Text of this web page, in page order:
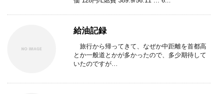
給油記録
旅行から帰ってきて、なぜか中距離を首都高
とか一般道とかが多かったので、多少期待して
いたのですが…